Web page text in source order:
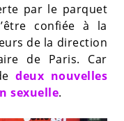
par le parquet
confiée à la
de la direction
de Paris. Car
deux nouvelles
sexuelle.